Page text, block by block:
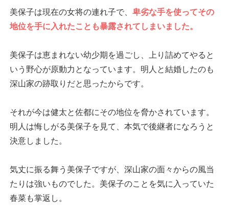
美保子は現在の女将の連れ子で、 卑劣な手を使ってその
地位を手に入れたことも暴露されてしまいました。
美保子は恵まれない幼少期を過ごし、上り詰めてやると
いう野心が原動力となっています。明人と結婚したのも
深山家の跡取りだと思ったからです。
それが今は健太と佐都にその地位を脅かされています。
明人は悔しがる美保子を見て、本気で後継者になろうと
決意しました。
気丈に振る舞う美保子ですが、深山家の面々からの風当
たりは強いものでした。美保子のことを気に入っていた
春菜も掌返し。